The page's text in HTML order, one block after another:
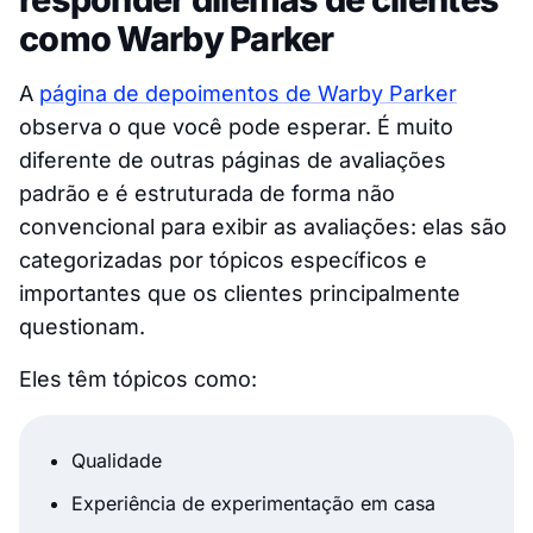
como Warby Parker
A página de depoimentos de Warby Parker
observa o que você pode esperar. É muito
diferente de outras páginas de avaliações
padrão e é estruturada de forma não
convencional para exibir as avaliações: elas são
categorizadas por tópicos específicos e
importantes que os clientes principalmente
questionam.
Eles têm tópicos como:
Qualidade
Experiência de experimentação em casa